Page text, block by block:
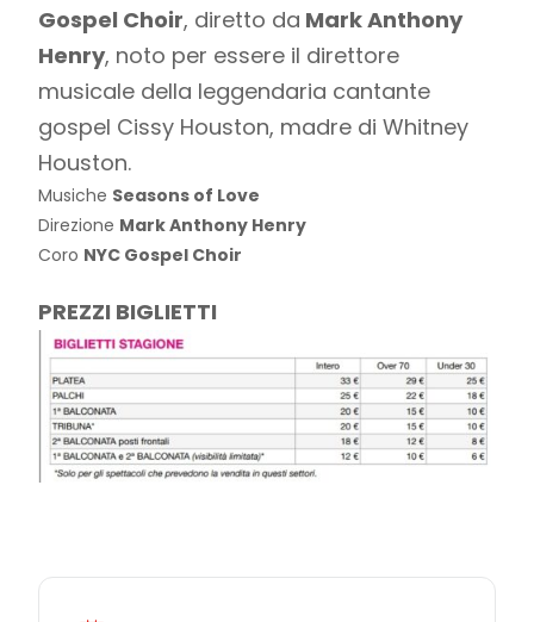
Gospel Choir, diretto da Mark Anthony
Henry, noto per essere il direttore
musicale della leggendaria cantante
gospel Cissy Houston, madre di Whitney
Houston.
Musiche Seasons of Love
Direzione Mark Anthony Henry
Coro NYC Gospel Choir
PREZZI BIGLIETTI